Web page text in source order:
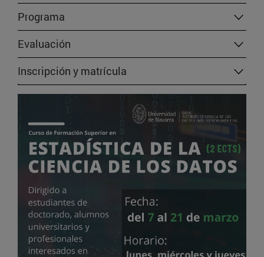
Programa
Evaluación
Inscripción y matrícula